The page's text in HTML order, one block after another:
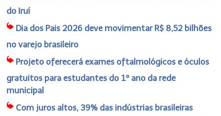
do Iruí
Dia dos Pais 2026 deve movimentar R$ 8,52 bilhões
no varejo brasileiro
Projeto oferecerá exames oftalmológicos e óculos
gratuitos para estudantes do 1º ano da rede
municipal
Com juros altos, 39% das indústrias brasileiras